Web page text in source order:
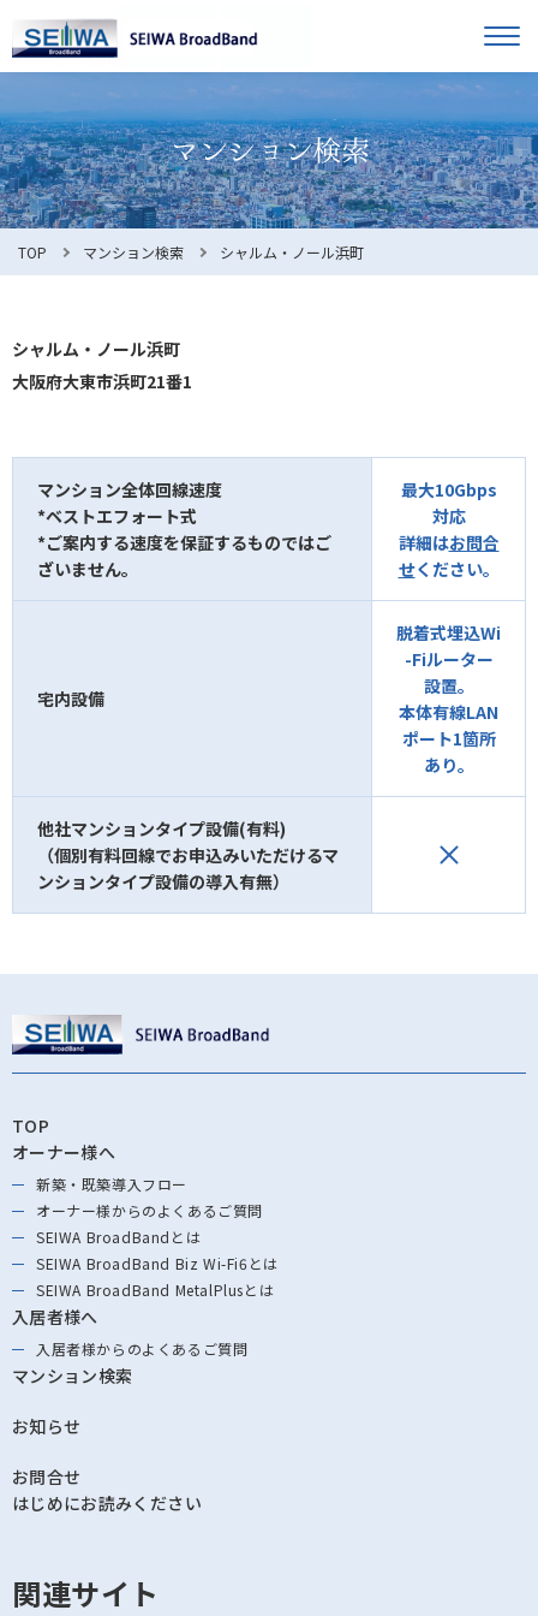
オーナー様へ
入居者様へ
お知らせ
利用規約
お問合せ マンション検索
TOP マンション検索 シャルム・ノール浜町
シャルム・ノール浜町
大阪府大東市浜町21番1
マンション全体回線速度
*ベストエフォート式
*ご案内する速度を保証するものではご
ざいません。
最大10Gbps
対応
詳細はお問合
せください。
宅内設備
脱着式埋込Wi
-Fiルーター
設置。
本体有線LAN
ポート1箇所
あり。
他社マンションタイプ設備(有料)
（個別有料回線でお申込みいただけるマ
ンションタイプ設備の導入有無）
TOP
オーナー様へ
新築・既築導⼊フロー
オーナー様からのよくあるご質問
SEIWA BroadBandとは
SEIWA BroadBand Biz Wi-Fi6とは
SEIWA BroadBand MetalPlusとは
入居者様へ
入居者様からのよくあるご質問
マンション検索
お知らせ
お問合せ
はじめにお読みください
関連サイト